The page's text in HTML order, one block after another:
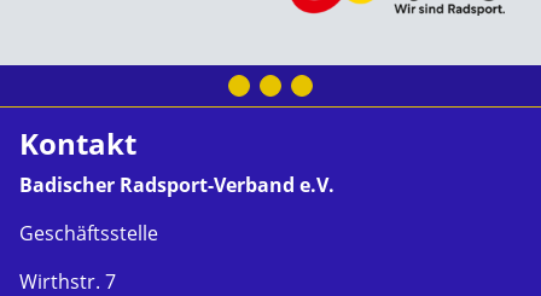
Kontakt
Badischer Radsport-Verband e.V.
Geschäftsstelle
Wirthstr. 7